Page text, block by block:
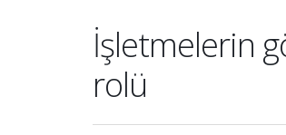
İşletmelerin
rolü